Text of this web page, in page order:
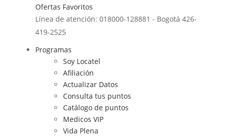
Ofertas Favoritos
Línea de atención: 018000-128881 - Bogotá 426-
419-2525
Programas
Soy Locatel
Afiliación
Actualizar Datos
Consulta tus puntos
Catálogo de puntos
Medicos VIP
Vida Plena